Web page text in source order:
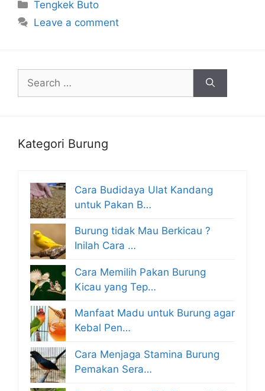
Tengkek Buto
Leave a comment
for:
Kategori Burung
Cara Budidaya Ulat Kandang
untuk Pakan B…
Burung tidak Mau Berkicau ?
Inilah Cara …
Cara Memilih Pakan Burung
Kicau yang Tep…
Manfaat Madu untuk Burung agar
Kebal Pen…
Cara Menjaga Stamina Burung
Pemakan Sera…